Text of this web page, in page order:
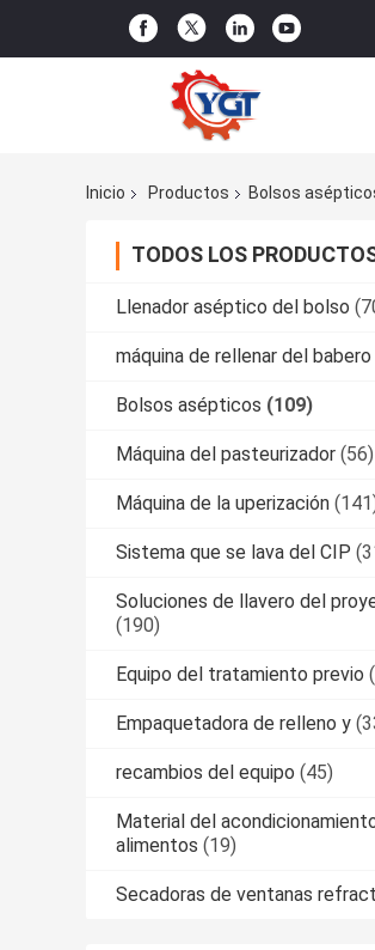
Inicio
Productos Bolsos
TODOS LOS
Llenador aséptico del bolso
máquina de rellenar del babero
Bolsos asépticos (109)
Máquina del pasteurizador (56)
Máquina de la uperización
Sistema que se lava del CIP
Soluciones de llavero del
(190)
Equipo del tratamiento previo
Empaquetadora de relleno y
recambios del equipo (45)
Material del
alimentos (19)
Secadoras de ventanas